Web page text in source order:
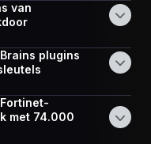
van
plugins
met 74.000